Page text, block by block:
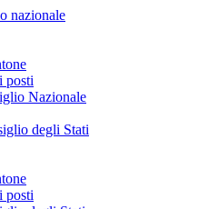
nazionale
posti
Nazionale
degli Stati
posti